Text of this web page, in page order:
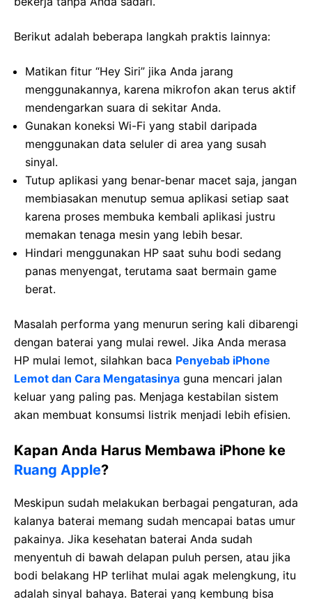
Berikut adalah beberapa langkah praktis lainnya:
Matikan fitur “Hey Siri” jika Anda jarang
menggunakannya, karena mikrofon akan terus aktif
mendengarkan suara di sekitar Anda.
Gunakan koneksi Wi-Fi yang stabil daripada
menggunakan data seluler di area yang susah
sinyal.
Tutup aplikasi yang benar-benar macet saja, jangan
membiasakan menutup semua aplikasi setiap saat
karena proses membuka kembali aplikasi justru
memakan tenaga mesin yang lebih besar.
Hindari menggunakan HP saat suhu bodi sedang
panas menyengat, terutama saat bermain game
berat.
Masalah performa yang menurun sering kali dibarengi
dengan baterai yang mulai rewel. Jika Anda merasa
HP mulai lemot, silahkan baca Penyebab iPhone
Lemot dan Cara Mengatasinya guna mencari jalan
keluar yang paling pas. Menjaga kestabilan sistem
akan membuat konsumsi listrik menjadi lebih efisien.
Kapan Anda Harus Membawa iPhone ke
Ruang Apple?
Meskipun sudah melakukan berbagai pengaturan, ada
kalanya baterai memang sudah mencapai batas umur
pakainya. Jika kesehatan baterai Anda sudah
menyentuh di bawah delapan puluh persen, atau jika
bodi belakang HP terlihat mulai agak melengkung, itu
adalah sinyal bahaya. Baterai yang kembung bisa